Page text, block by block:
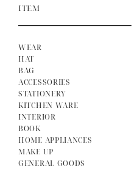
ITEM
WEAR
HAT
BAG
ACCESSORIES
STATIONERY
KITCHEN WARE
INTERIOR
BOOK
HOME APPLIANCES
MAKE UP
GENERAL GOODS